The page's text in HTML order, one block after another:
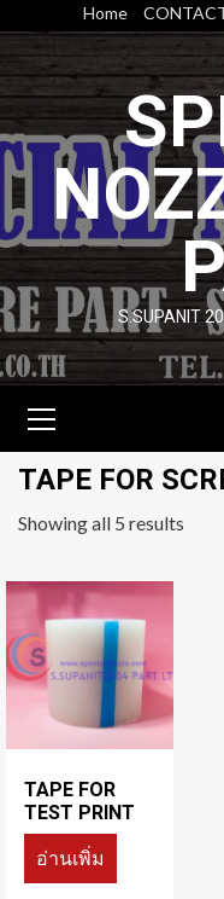
content
Home
S.SUPANIT
Menu
TAPE FOR
Showing all 5 results
TAPE FOR
TEST PRINT
อ่านเพิ่ม